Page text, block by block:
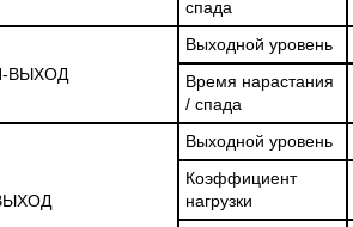
спада
ВЫХОД
Выходной уровень
Время нарастания
/ спада
Выходной уровень
Коэффициент
нагрузки